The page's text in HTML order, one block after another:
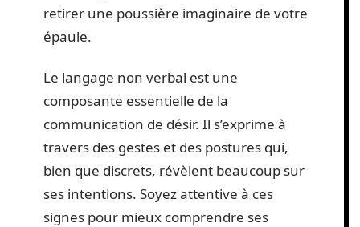
retirer une poussière imaginaire de votre
épaule.
Le langage non verbal est une
composante essentielle de la
communication de désir. Il s’exprime à
travers des gestes et des postures qui,
bien que discrets, révèlent beaucoup sur
ses intentions. Soyez attentive à ces
signes pour mieux comprendre ses